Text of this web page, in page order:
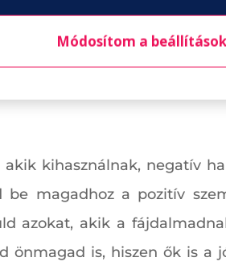
kihasználnak, negatív
be magadhoz a pozitív
azokat, akik a
önmagad is, hiszen ők is
Módosítom a